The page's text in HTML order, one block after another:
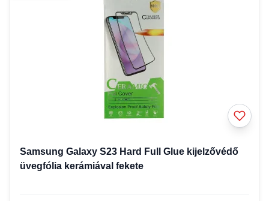
Samsung Galaxy S23 Hard Full Glue kijelzővédő
üvegfólia kerámiával fekete